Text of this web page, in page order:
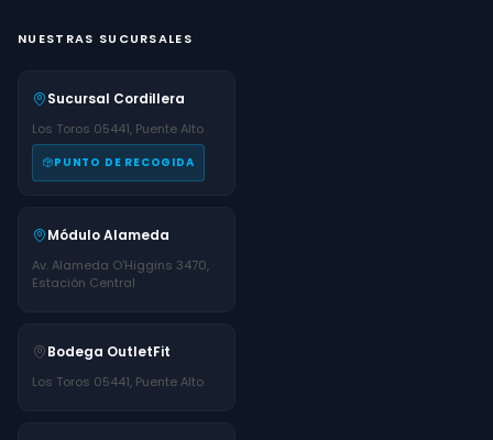
NUESTRAS SUCURSALES
Sucursal Cordillera
Los Toros 05441, Puente Alto
PUNTO DE RECOGIDA
Módulo Alameda
Av. Alameda O'Higgins 3470,
Estación Central
Bodega OutletFit
Los Toros 05441, Puente Alto